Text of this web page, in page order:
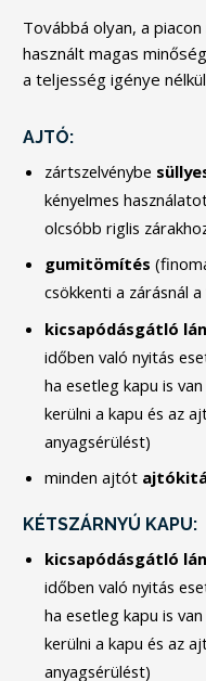
Továbbá olyan, a
használt magas
a teljesség igénye
AJTÓ:
zártszelvénybe
kényelmes
olcsóbb riglis
gumitömítés
csökkenti a zárásnál
kicsapódásgátló
időben való nyitás
ha esetleg kapu is
kerülni a kapu és az
anyagsérülést)
minden ajtót
KÉTSZÁRNYÚ KAPU:
kicsapódásgátló
időben való nyitás
ha esetleg kapu is
kerülni a kapu és az
anyagsérülést)